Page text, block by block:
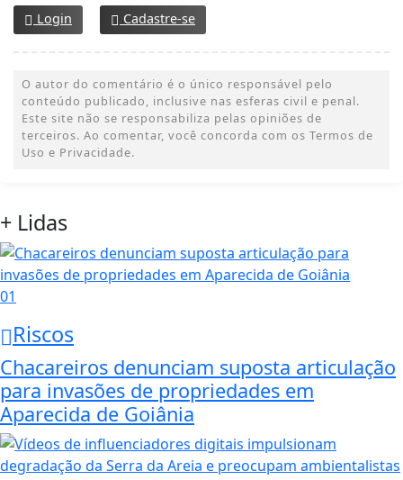
Login Cadastre-se
O autor do comentário é o único responsável pelo
conteúdo publicado, inclusive nas esferas civil e penal.
Este site não se responsabiliza pelas opiniões de
terceiros. Ao comentar, você concorda com os Termos de
Uso e Privacidade.
+ Lidas
01
Riscos
Chacareiros denunciam suposta articulação
para invasões de propriedades em
Aparecida de Goiânia